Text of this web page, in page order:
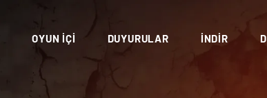
OYUN İÇI DUYURULAR İNDIR